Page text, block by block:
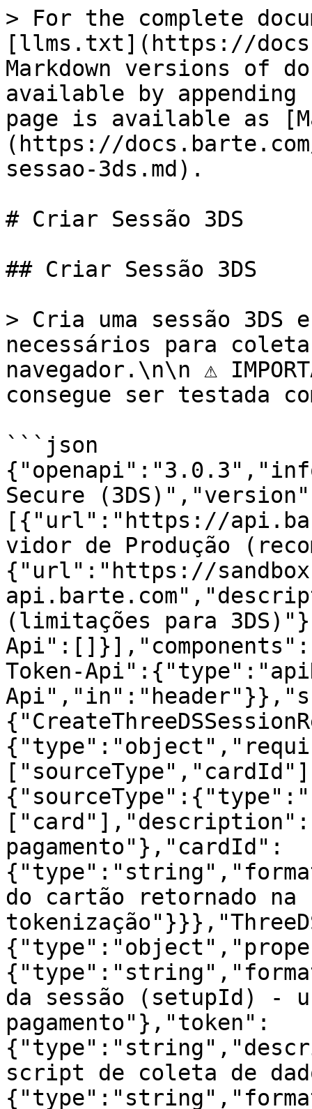
> For the complete
[llms.txt](https://
Markdown versions of
available by
page is available as
(https://
sessao-3ds.md).
# Criar Sessão 3DS
## Criar Sessão 3DS
> Cria uma sessão 3DS
necessários para
navegador.\n\n ⚠️
consegue ser testada
```json
Secure
[{"url":"https://
vidor de Produção
{"url":"https://
(limitações para
Token-
pagamento"},"cardId":
do cartão retornado na
da sessão (setupId) -
pagamento"},"token":
script de coleta de